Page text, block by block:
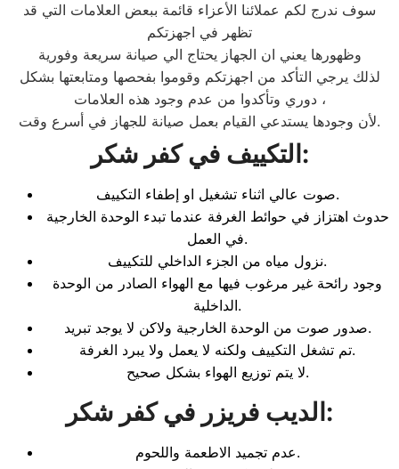
سوف ندرج لكم عملائنا الأعزاء قائمة ببعض العلامات التي قد
تظهر في اجهزتكم
وظهورها يعني ان الجهاز يحتاج الي صيانة سريعة وفورية
لذلك يرجي التأكد من اجهزتكم وقوموا بفحصها ومتابعتها بشكل
دوري وتأكدوا من عدم وجود هذه العلامات ،
لأن وجودها يستدعي القيام بعمل صيانة للجهاز في أسرع وقت.
التكييف في كفر شكر :
صوت عالي اثناء تشغيل او إطفاء التكييف.
حدوث اهتزاز في حوائط الغرفة عندما تبدء الوحدة الخارجية
في العمل.
نزول مياه من الجزء الداخلي للتكييف.
وجود رائحة غير مرغوب فيها مع الهواء الصادر من الوحدة
الداخلية.
صدور صوت من الوحدة الخارجية ولاكن لا يوجد تبريد.
تم تشغل التكييف ولكنه لا يعمل ولا يبرد الغرفة.
لا يتم توزيع الهواء بشكل صحيح.
الديب فريزر في كفر شكر :
عدم تجميد الاطعمة واللحوم.